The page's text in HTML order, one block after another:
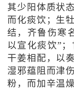
其少阳体质状
而化痰饮；生
结，齐鲁伤寒
以宣化痰饮”
干姜相配，以
湿邪蕴阻而津
粉，而加辛温